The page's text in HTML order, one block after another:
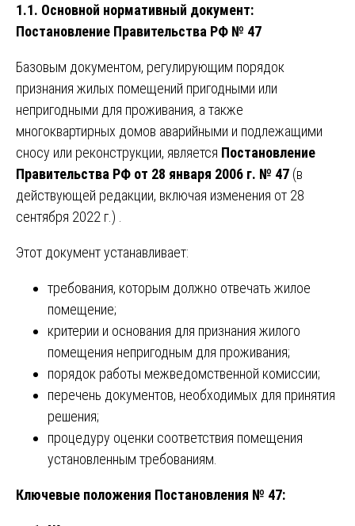
1.1. Основной нормативный документ:
Постановление Правительства РФ № 47
Базовым документом, регулирующим порядок
признания жилых помещений пригодными или
непригодными для проживания, а также
многоквартирных домов аварийными и подлежащими
сносу или реконструкции, является Постановление
Правительства РФ от 28 января 2006 г. № 47 (в
действующей редакции, включая изменения от 28
сентября 2022 г.) .
Этот документ устанавливает:
требования, которым должно отвечать жилое
помещение;
критерии и основания для признания жилого
помещения непригодным для проживания;
порядок работы межведомственной комиссии;
перечень документов, необходимых для принятия
решения;
процедуру оценки соответствия помещения
установленным требованиям.
Ключевые положения Постановления № 47: